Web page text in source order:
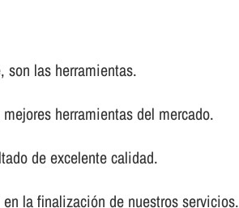
son las herramientas.
herramientas del mercado.
de excelente calidad.
la finalización de nuestros servicios.